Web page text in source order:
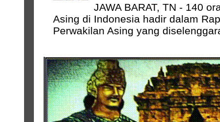
JAWA BARAT, TN - 140
Asing di Indonesia hadir dalam
Perwakilan Asing yang